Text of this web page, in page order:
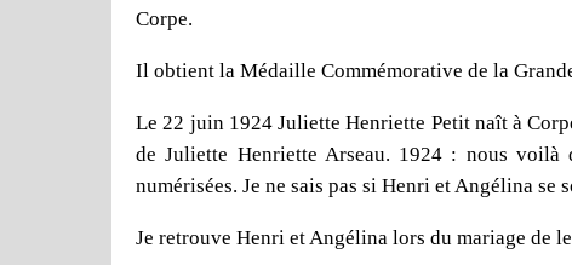
Corpe.
Il obtient la Médaille Commémorative de la
Le 22 juin 1924 Juliette Henriette Petit naît à
de Juliette Henriette Arseau. 1924 : nous voilà
numérisées. Je ne sais pas si Henri et Angélina se
Je retrouve Henri et Angélina lors du mariage de